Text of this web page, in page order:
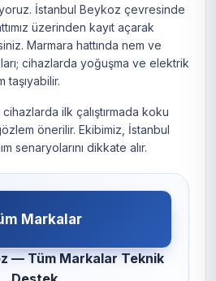
İstanbul Beykoz çevresinde
üzerinden kayıt açarak
Marmara hattında nem ve
cihazlarda yoğuşma ve elektrik
taşıyabilir.
ilk çalıştırmada koku
önerilir. Ekibimiz, İstanbul
senaryolarını dikkate alır.
Markalar
— Tüm Markalar Teknik